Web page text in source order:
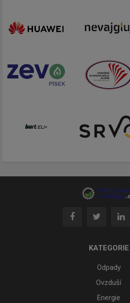
KATEGORIE
Odpady
Ovzduší
Energie